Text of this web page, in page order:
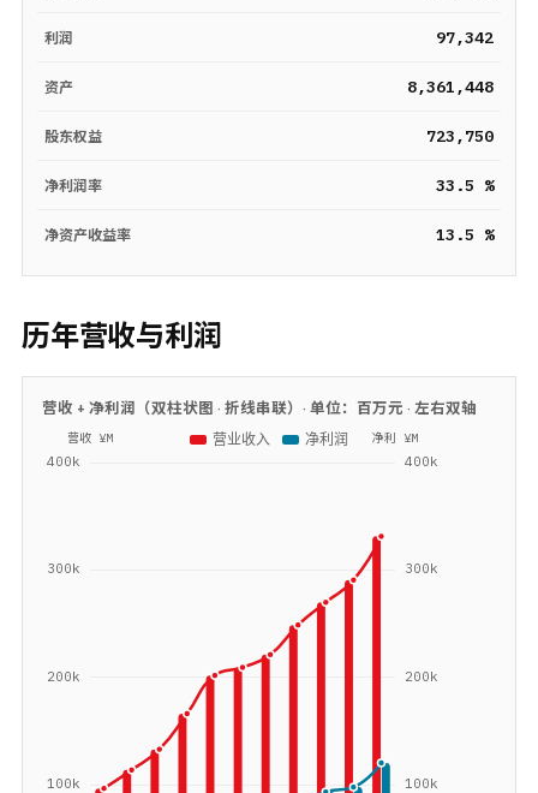
利润 97,342
资产 8,361,448
股东权益 723,750
净利润率 33.5 %
净资产收益率 13.5 %
历年营收与利润
营收 + 净利润（双柱状图 · 折线串联）· 单位： 百万元 · 左右双轴